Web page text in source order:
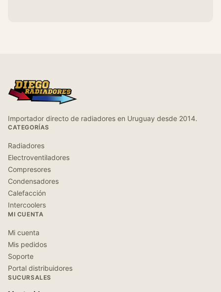
Importador directo de radiadores en Uruguay desde 2014.
CATEGORÍAS
Radiadores
Electroventiladores
Compresores
Condensadores
Calefacción
Intercoolers
MI CUENTA
Mi cuenta
Mis pedidos
Soporte
Portal distribuidores
SUCURSALES